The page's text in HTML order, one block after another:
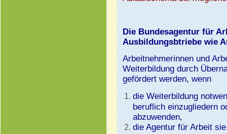
Die Bundesagentur für
Ausbildungsbtriebe wie
Arbeitnehmerinnen und
Weiterbildung durch
gefördert werden, wenn
die Weiterbildung
beruflich einzugliedern
abzuwenden,
die Agentur für Arbeit